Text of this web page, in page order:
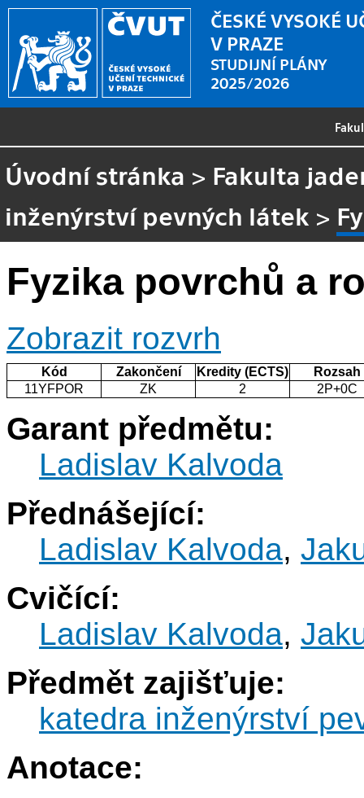
ČESKÉ VYSOKÉ
V PRAZE
STUDIJNÍ PLÁNY
2025/2026
Úvodní stránka > Fakulta
inženýrství pevných látek >
Fyzika povrchů a
Zobrazit rozvrh
Kód Zakončení Kredity (ECTS)
Rozsah
11YFPOR
ZK 2 2P+0C
Garant předmětu:
Ladislav Kalvoda
Přednášející:
Ladislav Kalvoda,
Cvičící:
Ladislav Kalvoda,
Předmět zajišťuje:
katedra inženýrství
Anotace: